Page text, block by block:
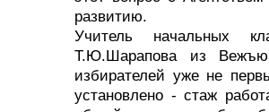
развитию.
Учитель начальных
Т.Ю.Шарапова из
избирателей уже не
установлено - стаж